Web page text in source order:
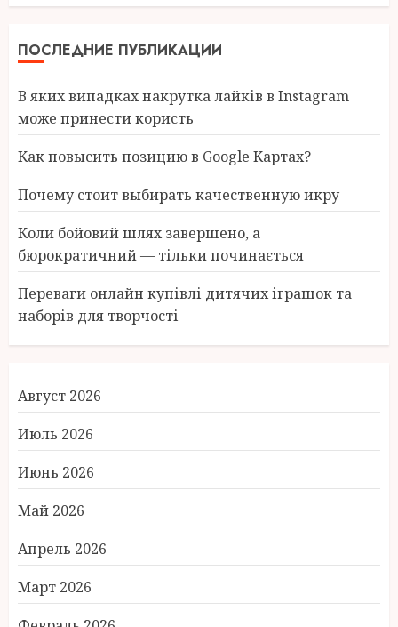
ПОСЛЕДНИЕ ПУБЛИКАЦИИ
В яких випадках накрутка лайків в Instagram
може принести користь
Как повысить позицию в Google Картах?
Почему стоит выбирать качественную икру
Коли бойовий шлях завершено, а
бюрократичний — тільки починається
Переваги онлайн купівлі дитячих іграшок та
наборів для творчості
Август 2026
Июль 2026
Июнь 2026
Май 2026
Апрель 2026
Март 2026